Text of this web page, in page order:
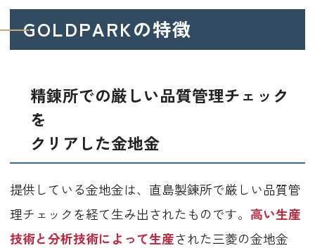
GOLDPARKの特徴
精錬所での厳しい品質管理チェック
を
クリアした金地金
提供している金地金は、直島製錬所で厳しい品質管
理チェックを経て生み出されたものです。 高い生産
技術と分析技術によって生産された三菱の金地金